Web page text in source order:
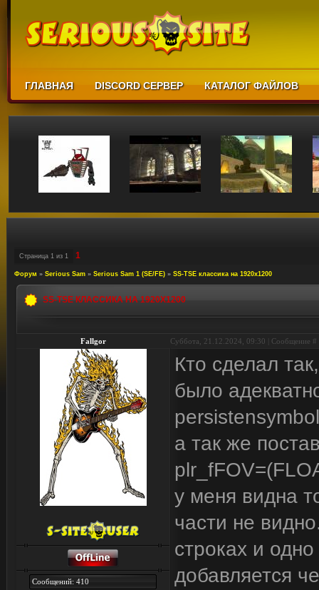
ГЛАВНАЯ DISCORD СЕРВЕР КАТАЛОГ ФАЙЛОВ
Страница 1 из 1 1
Форум » Serious Sam » Serious Sam 1 (SE/FE) » SS-TSE классика на 1920х1200
SS-TSE КЛАССИКА НА 1920Х1200
Fallgor Суббота, 21.12.2024, 09:30 | Сообщение #
Сообщений: 410
Кто сделал
было
а так же
у меня видна
части не
строках и
добавляется